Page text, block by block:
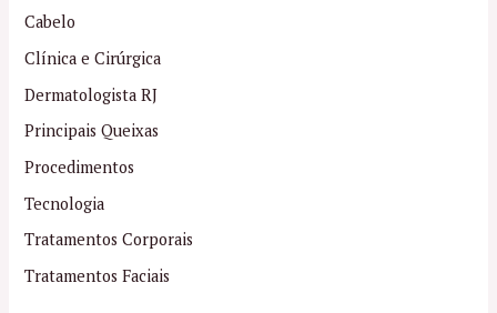
Cabelo
Clínica e Cirúrgica
Dermatologista RJ
Principais Queixas
Procedimentos
Tecnologia
Tratamentos Corporais
Tratamentos Faciais